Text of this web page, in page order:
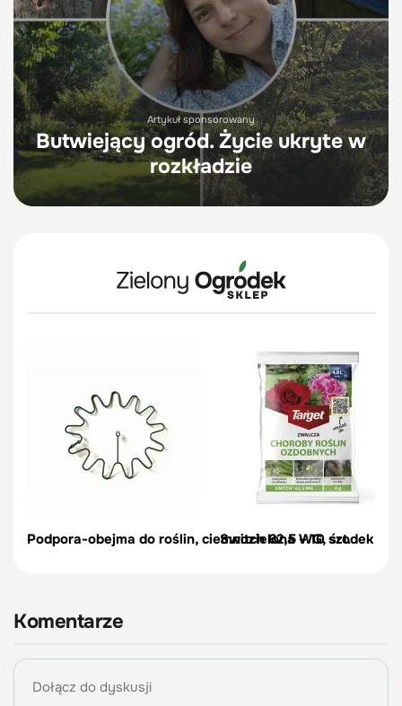
Artykuł sponsorowany
Butwiejący ogród. Życie ukryte w
rozkładzie
Podpora-obejma do roślin, ciemnozielona – 10 szt.
Switch 62,5 WG, środek
Komentarze